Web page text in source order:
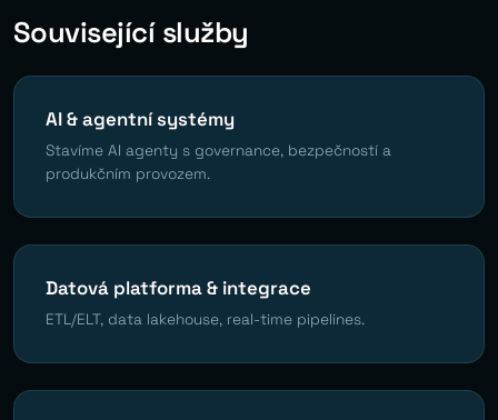
Související služby
AI & agentní systémy
Stavíme AI agenty s governance, bezpečností a
produkčním provozem.
Datová platforma & integrace
ETL/ELT, data lakehouse, real-time pipelines.